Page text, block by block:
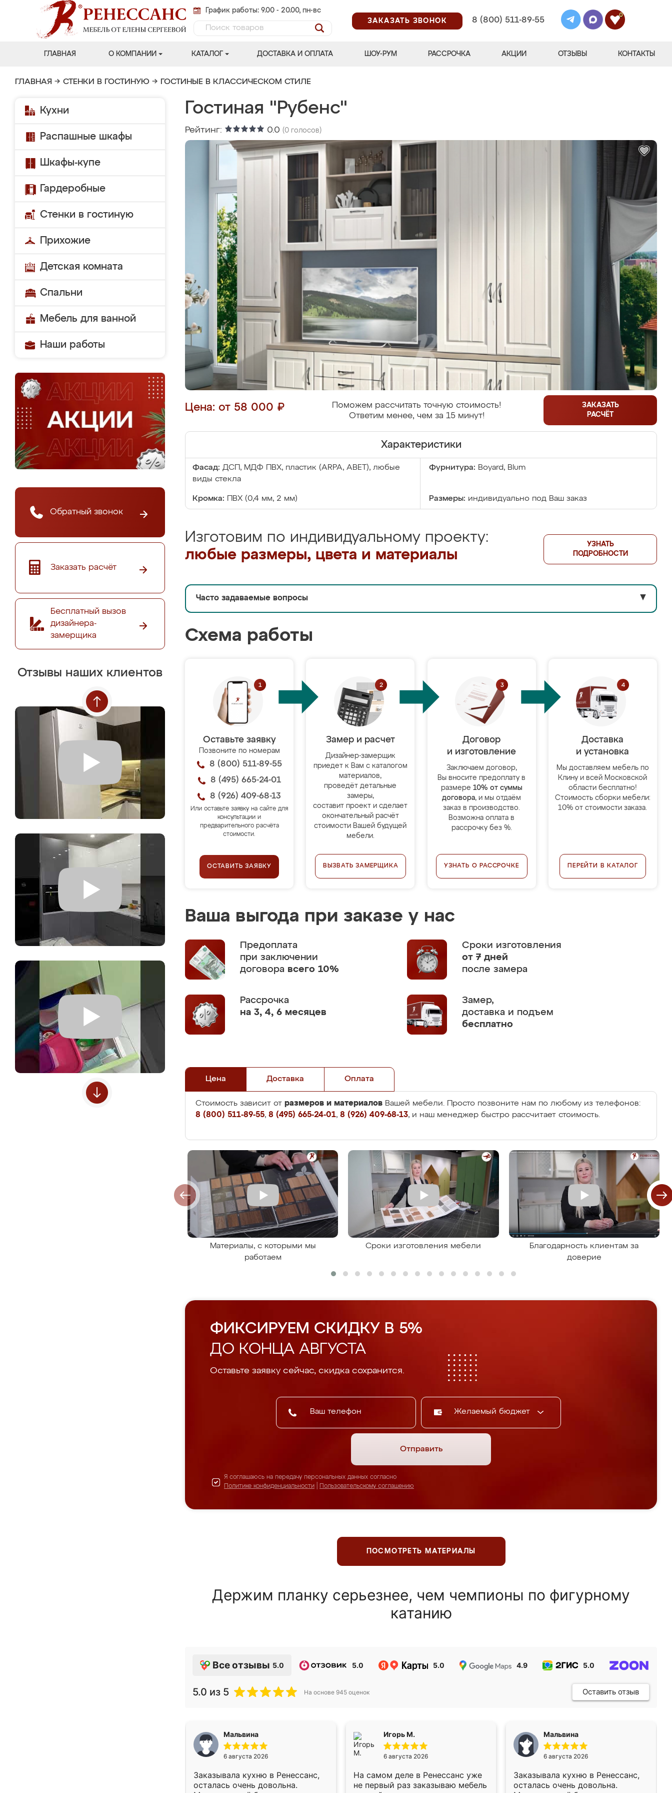
График работы: 9.00 - 20.00, пн-вс
ЗАКАЗАТЬ ЗВОНОК
8 (800) 511-89-55
0
ГЛАВНАЯ О КОМПАНИИ КАТАЛОГ ДОСТАВКА И ОПЛАТА ШОУ-РУМ РАССРОЧКА АКЦИИ ОТЗЫВЫ КОНТАКТЫ
ГЛАВНАЯ → СТЕНКИ В ГОСТИНУЮ → ГОСТИНЫЕ В КЛАССИЧЕСКОМ СТИЛЕ
Кухни
Распашные шкафы
Шкафы-купе
Гардеробные
Стенки в гостиную
Прихожие
Детская комната
Спальни
Мебель для ванной
Наши работы
Обратный звонок
Заказать расчёт
Бесплатный вызов
дизайнера-
замерщика
Отзывы наших клиентов
Гостиная "Рубенс"
Рейтинг: 0.0 (0 голосов)
Цена: от 58 000 ₽
Поможем рассчитать точную стоимость!
Ответим менее, чем за 15 минут!
ЗАКАЗАТЬ
РАСЧЁТ
Характеристики
Фасад: ДСП, МДФ ПВХ, пластик (ARPA, ABET), любые
виды стекла
Фурнитура: Boyard, Blum
Кромка: ПВХ (0,4 мм, 2 мм) Размеры: индивидуально под Ваш заказ
Изготовим по индивидуальному проекту:
любые размеры, цвета и материалы
УЗНАТЬ
ПОДРОБНОСТИ
Часто задаваемые вопросы ▼
Схема работы
Оставьте заявку
Позвоните по номерам
8 (800) 511-89-55
8 (495) 665-24-01
8 (926) 409-68-13
Или оставьте заявку на сайте для
консультации и
предварительного расчёта
стоимости.
ОСТАВИТЬ ЗАЯВКУ
Замер и расчет
Дизайнер-замерщик
приедет к Вам с каталогом
материалов,
проведёт детальные
замеры,
составит проект и сделает
окончательный расчёт
стоимости Вашей будущей
мебели.
ВЫЗВАТЬ ЗАМЕРЩИКА
Договор
и изготовление
Заключаем договор,
Вы вносите предоплату в
размере 10% от суммы
договора, и мы отдаём
заказ в производство.
Возможна оплата в
рассрочку без %.
УЗНАТЬ О РАССРОЧКЕ
Доставка
и установка
Мы доставляем мебель по
Клину и всей Московской
области бесплатно!
Стоимость сборки мебели:
10% от стоимости заказа.
ПЕРЕЙТИ В КАТАЛОГ
Ваша выгода при заказе у нас
Предоплата
при заключении
договора всего 10%
Сроки изготовления
от 7 дней
после замера
Рассрочка
на 3, 4, 6 месяцев
Замер,
доставка и подъем
бесплатно
Цена Доставка Оплата
Стоимость зависит от размеров и материалов Вашей мебели. Просто позвоните нам по любому из телефонов:
8 (800) 511-89-55, 8 (495) 665-24-01, 8 (926) 409-68-13, и наш менеджер быстро рассчитает стоимость.
Материалы, с которыми мы
работаем
Сроки изготовления мебели
Благодарность клиентам за
доверие
ФИКСИРУЕМ СКИДКУ В 5%
ДО КОНЦА АВГУСТА
Оставьте заявку сейчас, скидка сохранится.
Желаемый бюджет
Отправить
Я соглашаюсь на передачу персональных данных согласно
Политике конфиденциальности
Пользовательскому соглашению
ПОСМОТРЕТЬ МАТЕРИАЛЫ
Держим планку серьезнее, чем чемпионы по фигурному
катанию
Все отзывы 5.0 5.0 5.0 4.9 5.0
5.0 из 5 На основе 945 оценок Оставить отзыв
Мальвина
6 августа 2026
Заказывала кухню в Ренессанс,
осталась очень довольна.
Игорь М.
6 августа 2026
На самом деле в Ренессанс уже
не первый раз заказываю мебель
Мальвина
6 августа 2026
Заказывала кухню в Ренессанс,
осталась очень довольна.